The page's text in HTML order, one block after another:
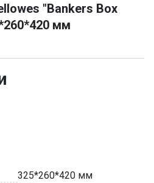
"Bankers Box
мм
325*260*420 мм